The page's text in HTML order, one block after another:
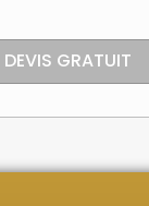
DEVIS GRATUIT